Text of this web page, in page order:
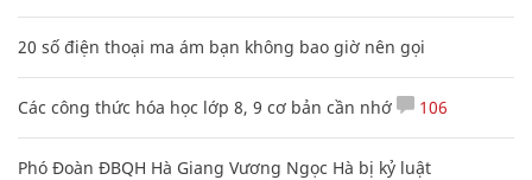
20 số điện thoại ma ám bạn không bao giờ nên gọi
Các công thức hóa học lớp 8, 9 cơ bản cần nhớ 106
Phó Đoàn ĐBQH Hà Giang Vương Ngọc Hà bị kỷ luật